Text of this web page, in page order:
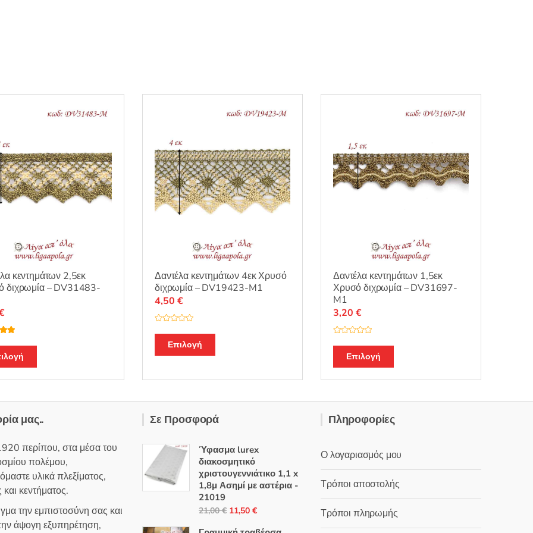
κεντημάτων 2,5εκ
διχρωμία – DV31483-
5.00
Δαντέλα κεντημάτων 4εκ Χρυσό
διχρωμία – DV19423-M1
α
ο
γ
η
ε
μ
α
ό
4,50 €
Επιλογή
Δαντέλα κεντημάτων 1,5εκ
Χρυσό διχρωμία – DV31697-
M1
α
ο
ο
θ
κ
ε
α
ό
3,20 €
Επιλογή
μας..
περίπου, στα μέσα του
πολέμου,
υλικά πλεξίματος,
και κεντήματος.
την εμπιστοσύνη σας και
άψογη εξυπηρέτηση,
Σε Προσφορά
Ύφασμα lurex
διακοσμητικό
χριστουγεννιάτικο 1,1 x
1,8μ Ασημί με αστέρια -
21019
21,00€ Original
11,50 €Η
Πληροφορίες
Ο λογαριασμός μου
Τρόποι αποστολής
Τρόποι πληρωμής